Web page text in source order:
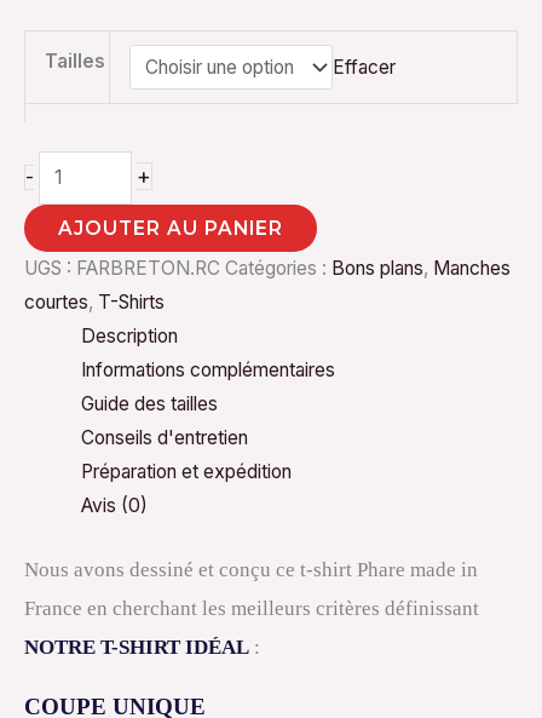
Tailles Effacer
- +
AJOUTER AU PANIER
UGS : FARBRETON.RC Catégories : Bons plans, Manches
courtes, T-Shirts
Description
Informations complémentaires
Guide des tailles
Conseils d'entretien
Préparation et expédition
Avis (0)
Nous avons dessiné et conçu ce t-shirt Phare made in
France en cherchant les meilleurs critères définissant
NOTRE T-SHIRT IDÉAL :
COUPE UNIQUE